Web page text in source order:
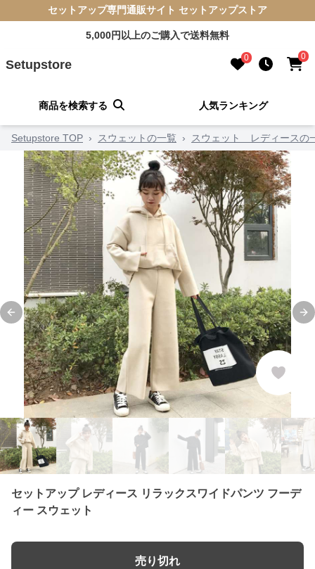
セットアップ専門通販サイト セットアップストア
5,000円以上のご購入で送料無料
Setupstore 0 0
商品を検索する 人気ランキング
Setupstore TOP › スウェットの一覧 › スウェット レディースの
Previous slide
セットアップ レディース リラックスワイドパンツ フーデ
ィー スウェット
売り切れ